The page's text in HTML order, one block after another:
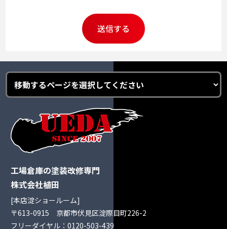
工場倉庫の塗装改修専門
株式会社植田
[本店淀ショールーム]
〒613-0915 京都市伏見区淀際目町226-2
フリーダイヤル：0120-503-439